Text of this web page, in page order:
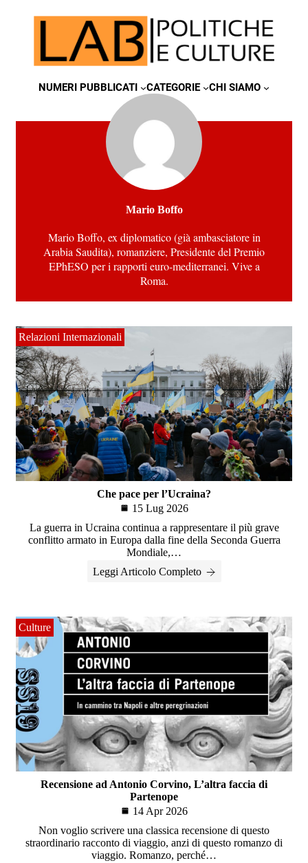
NUMERI PUBBLICATI CATEGORIE CHI SIAMO
Mario Boffo
Mario Boffo, ex diplomatico (già ambasciatore in
Arabia Saudita), romanziere, Presidente del Premio
EPhESO per i rapporti euro-mediterranei. Vive a
Roma.
Relazioni Internazionali
Che pace per l’Ucraina?
15 Lug 2026
La guerra in Ucraina continua a rappresentare il più grave
conflitto armato in Europa dalla fine della Seconda Guerra
Mondiale,…
Leggi Articolo Completo
Culture
Recensione ad Antonio Corvino, L’altra faccia di
Partenope
14 Apr 2026
Non voglio scrivere una classica recensione di questo
straordinario racconto di viaggio, anzi di questo romanzo di
viaggio. Romanzo, perché…